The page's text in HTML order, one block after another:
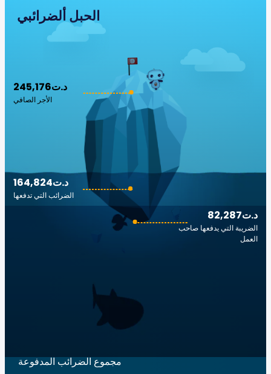
الجبل ألضرائبي
245,176د.ت
الأجر الصافي
82,287د.ت
الضريبة التي يدفعها صاحب
العمل
164,824د.ت
الضرائب التي تدفعها
مجموع الضرائب المدفوعة